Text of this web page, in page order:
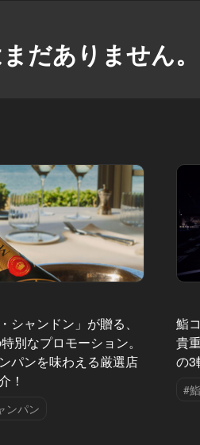
だありません。
シャンドン」が贈る、
別なプロモーション。
パンを味わえる厳選店
！
ンパン
鮨
貴
の3
#鮨